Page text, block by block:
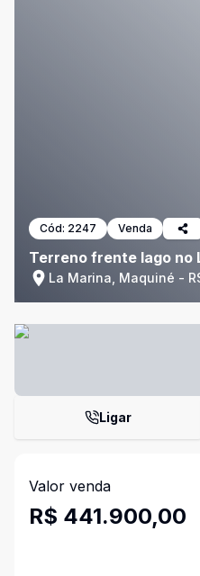
Cód: 2247 Venda
Terreno frente lago no
La Marina, Maquiné -
Ligar
Valor venda
R$ 441.900,00